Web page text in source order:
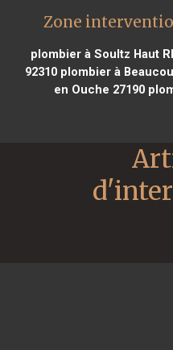
Zone
plombier à Soultz Haut
92310plombier à
en Ouche 27190